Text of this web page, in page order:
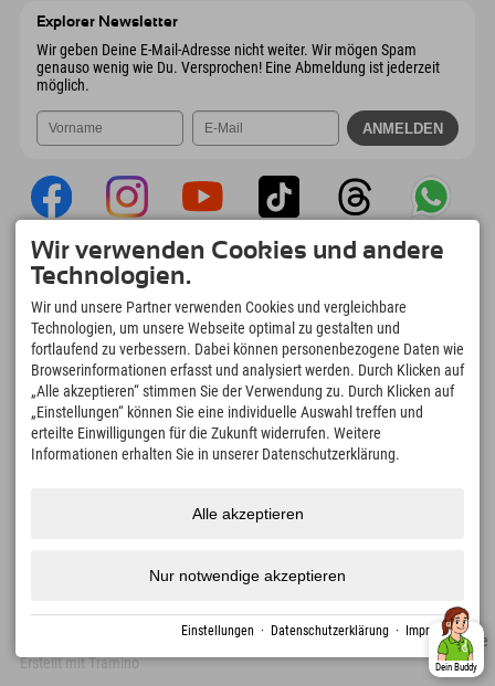
Explorer Newsletter
Wir geben Deine E-Mail-Adresse nicht weiter. Wir mögen Spam
genauso wenig wie Du. Versprochen! Eine Abmeldung ist jederzeit
möglich.
Explorer App
Upload Deiner #ExplorerMoments, Mein
Explorer To Go mit Buchungsübersicht,
Bucketlist, Restaurantübersicht uvm. Jetzt
downloaden!
Zeit für Explorer Moments
166 4.634km
Pisten zum Skifahren und
97
Barrierefreiheit Presse Nachhaltigkeitszertifikate
Erstellt mit Tramino
Dein Buddy
Wir verwenden Cookies und andere
Technologien.
Wir und unsere Partner verwenden Cookies und vergleichbare
Technologien, um unsere Webseite optimal zu gestalten und
fortlaufend zu verbessern. Dabei können personenbezogene Daten wie
Browserinformationen erfasst und analysiert werden. Durch Klicken auf
„Alle akzeptieren“ stimmen Sie der Verwendung zu. Durch Klicken auf
„Einstellungen“ können Sie eine individuelle Auswahl treffen und
erteilte Einwilligungen für die Zukunft widerrufen. Weitere
Informationen erhalten Sie in unserer Datenschutzerklärung.
Alle akzeptieren
Nur notwendige akzeptieren
Einstellungen · Datenschutzerklärung · Impressum